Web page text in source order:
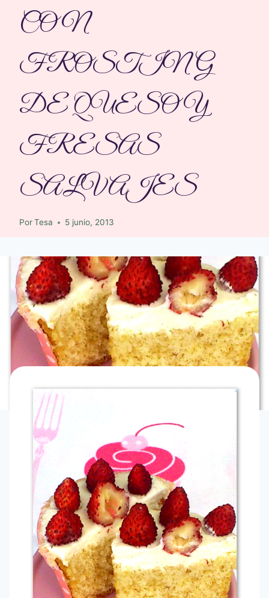
CON
FROSTING
DE QUESO Y
FRESAS
SALVAJES
PorTesa 5 junio, 2013